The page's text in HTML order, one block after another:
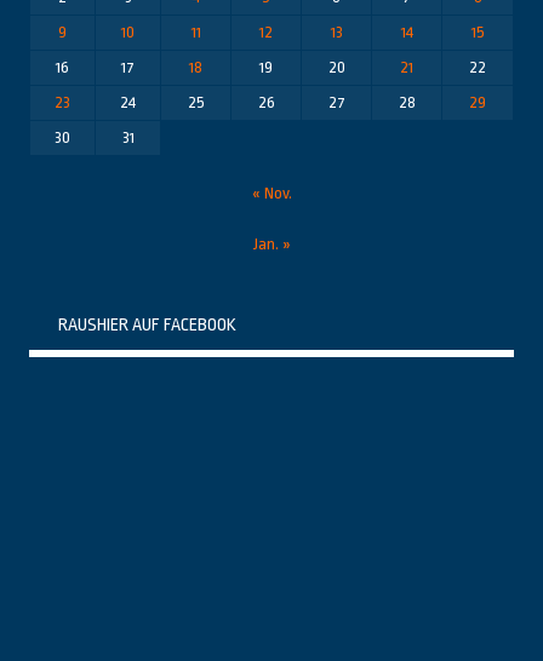
9
10 11 12 13 14
15
16
17 18 19 20 21
22
23
24 25 26 27 28
29
30
31
« Nov.
Jan. »
RAUSHIER AUF FACEBOOK